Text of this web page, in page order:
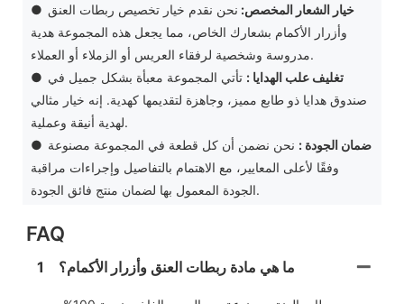
●
خيار الشعار المخصص: نحن نقدم خيار تخصيص ربطات العنق
وأزرار الأكمام بشعارك الخاص، مما يجعل هذه المجموعة هدية
مدروسة وشخصية لرفقاء العريس أو الزملاء أو العملاء.
●
تغليف علب الهدايا: تأتي المجموعة معبأة بشكل جميل في
صندوق هدايا ذو طابع مميز، وجاهزة لتقديمها كهدية. إنه خيار مثالي
لهدية أنيقة وعملية.
●
ضمان الجودة: نحن نضمن أن كل قطعة في المجموعة مصنوعة
وفقًا لأعلى المعايير، مع الاهتمام بالتفاصيل وإجراءات مراقبة
الجودة المعمول بها لضمان منتج فائق الجودة.
FAQ
1 ما هي مادة ربطات العنق وأزرار الأكمام؟